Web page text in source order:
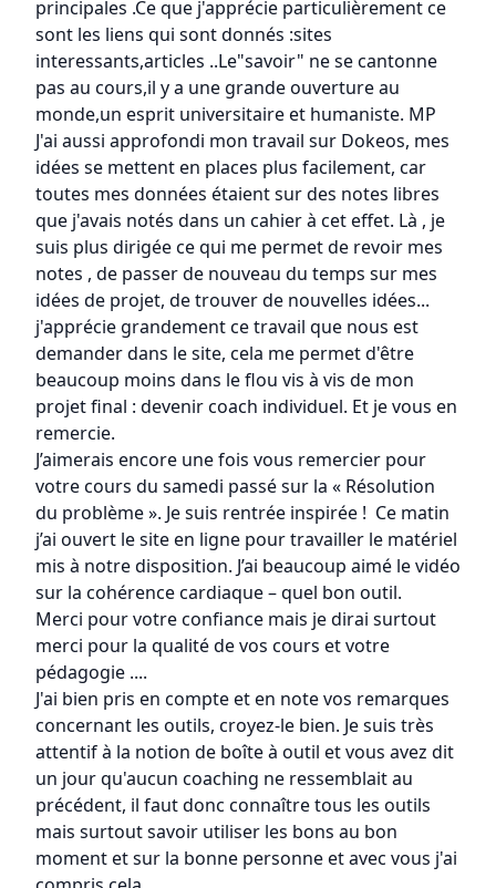
principales .Ce que j'apprécie particulièrement ce
sont les liens qui sont donnés :sites
interessants,articles ..Le"savoir" ne se cantonne
pas au cours,il y a une grande ouverture au
monde,un esprit universitaire et humaniste. MP
J'ai aussi approfondi mon travail sur Dokeos, mes
idées se mettent en places plus facilement, car
toutes mes données étaient sur des notes libres
que j'avais notés dans un cahier à cet effet. Là , je
suis plus dirigée ce qui me permet de revoir mes
notes , de passer de nouveau du temps sur mes
idées de projet, de trouver de nouvelles idées...
j'apprécie grandement ce travail que nous est
demander dans le site, cela me permet d'être
beaucoup moins dans le flou vis à vis de mon
projet final : devenir coach individuel. Et je vous en
remercie.
J’aimerais encore une fois vous remercier pour
votre cours du samedi passé sur la « Résolution
du problème ». Je suis rentrée inspirée ! Ce matin
j’ai ouvert le site en ligne pour travailler le matériel
mis à notre disposition. J’ai beaucoup aimé le vidéo
sur la cohérence cardiaque – quel bon outil.
Merci pour votre confiance mais je dirai surtout
merci pour la qualité de vos cours et votre
pédagogie ....
J'ai bien pris en compte et en note vos remarques
concernant les outils, croyez-le bien. Je suis très
attentif à la notion de boîte à outil et vous avez dit
un jour qu'aucun coaching ne ressemblait au
précédent, il faut donc connaître tous les outils
mais surtout savoir utiliser les bons au bon
moment et sur la bonne personne et avec vous j'ai